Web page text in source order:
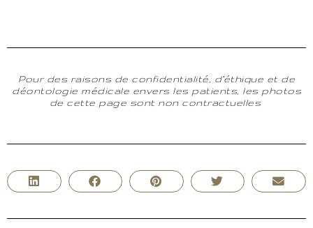
Pour des raisons de confidentialité, d’éthique et de
déontologie médicale envers les patients, les photos
de cette page sont non contractuelles